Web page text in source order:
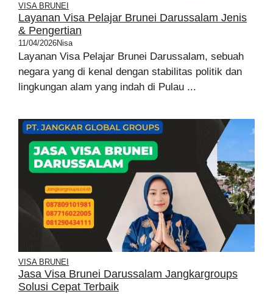
VISA BRUNEI
Layanan Visa Pelajar Brunei Darussalam Jenis
& Pengertian
11/04/2026Nisa
Layanan Visa Pelajar Brunei Darussalam, sebuah
negara yang di kenal dengan stabilitas politik dan
lingkungan alam yang indah di Pulau ...
VISA BRUNEI
Jasa Visa Brunei Darussalam Jangkargroups
Solusi Cepat Terbaik